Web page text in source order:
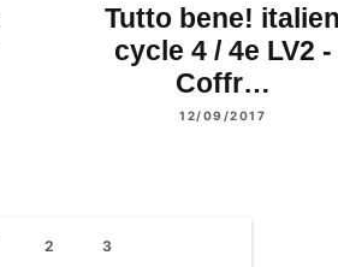
Tutto bene! italien
cycle 4 / 4e LV2 -
Coffr…
12/09/2017
2 3